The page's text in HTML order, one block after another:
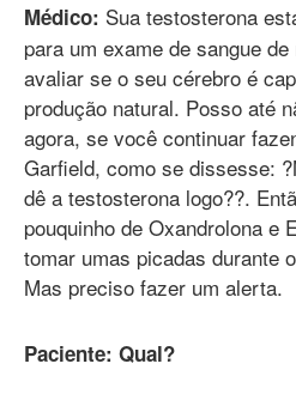
Médico: Sua testosterona
para um exame de sangue
avaliar se o seu cérebro é
produção natural. Posso até
agora, se você continuar
Garfield, como se dissesse:
dê a testosterona logo??.
pouquinho de Oxandrolona e
tomar umas picadas durante
Mas preciso fazer um alerta.
Paciente: Qual?